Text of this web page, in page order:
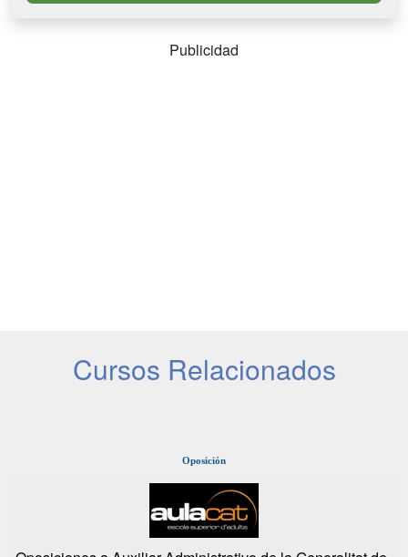
Publicidad
Cursos Relacionados
Oposición